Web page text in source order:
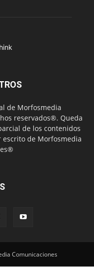
de Morfosmedia
reservados®. Queda
de los contenidos
de Morfosmedia
Comunicaciones